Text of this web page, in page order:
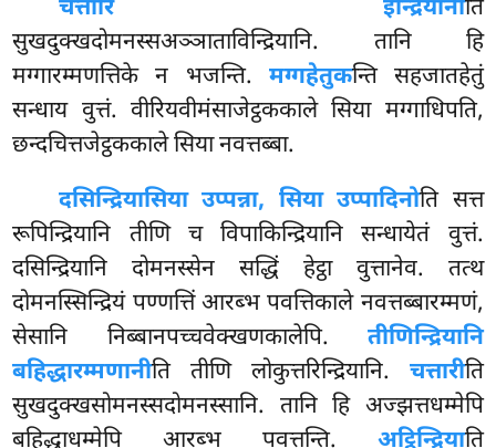
चत्तारि इन्द्रियानीति
सुखदुक्खदोमनस्सअञ्ञाताविन्द्रियानि. तानि हि
मग्गारम्मणत्तिके न भजन्ति. मग्गहेतुकन्ति सहजातहेतुं
सन्धाय वुत्तं. वीरियवीमंसाजेट्ठककाले सिया मग्गाधिपति,
छन्दचित्तजेट्ठककाले सिया नवत्तब्बा.
दसिन्द्रियासिया उप्पन्ना, सिया उप्पादिनोति सत्त
रूपिन्द्रियानि तीणि च विपाकिन्द्रियानि सन्धायेतं वुत्तं.
दसिन्द्रियानि दोमनस्सेन सद्धिं हेट्ठा वुत्तानेव. तत्थ
दोमनस्सिन्द्रियं पण्णत्तिं आरब्भ पवत्तिकाले नवत्तब्बारम्मणं,
सेसानि निब्बानपच्चवेक्खणकालेपि. तीणिन्द्रियानि
बहिद्धारम्मणानीति तीणि लोकुत्तरिन्द्रियानि. चत्तारीति
सुखदुक्खसोमनस्सदोमनस्सानि. तानि हि अज्झत्तधम्मेपि
बहिद्धाधम्मेपि आरब्भ पवत्तन्ति. अट्ठिन्द्रियाति